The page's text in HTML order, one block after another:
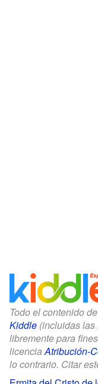
Todo el contenido
Kiddle (incluidas
libremente para
licenciaAtribución-
lo contrario. Citar